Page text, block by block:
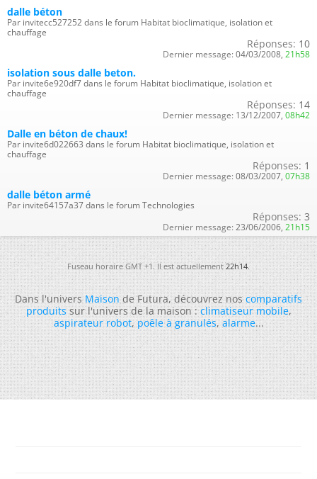
dalle béton
Par invitecc527252 dans le forum Habitat bioclimatique, isolation et
chauffage
Réponses: 10
Dernier message: 04/03/2008, 21h58
isolation sous dalle beton.
Par invite6e920df7 dans le forum Habitat bioclimatique, isolation et
chauffage
Réponses: 14
Dernier message: 13/12/2007, 08h42
Dalle en béton de chaux!
Par invite6d022663 dans le forum Habitat bioclimatique, isolation et
chauffage
Réponses: 1
Dernier message: 08/03/2007, 07h38
dalle béton armé
Par invite64157a37 dans le forum Technologies
Réponses: 3
Dernier message: 23/06/2006, 21h15
Fuseau horaire GMT +1. Il est actuellement22h14.
Dans l'universMaisonde Futura, découvrez noscomparatifs
produitssur l'univers de la maison :climatiseur mobile,
aspirateur robot,poêle à granulés,alarme...